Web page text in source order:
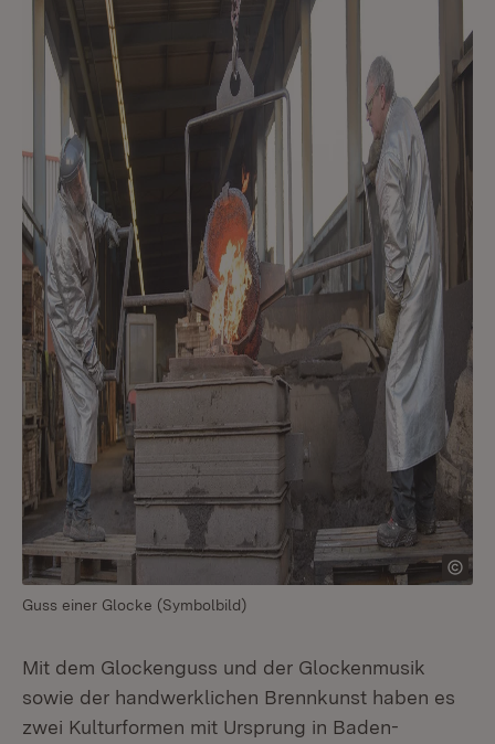
Guss einer Glocke (Symbolbild)
Mit dem Glockenguss und der Glockenmusik
sowie der handwerklichen Brennkunst haben es
zwei Kulturformen mit Ursprung in Baden-